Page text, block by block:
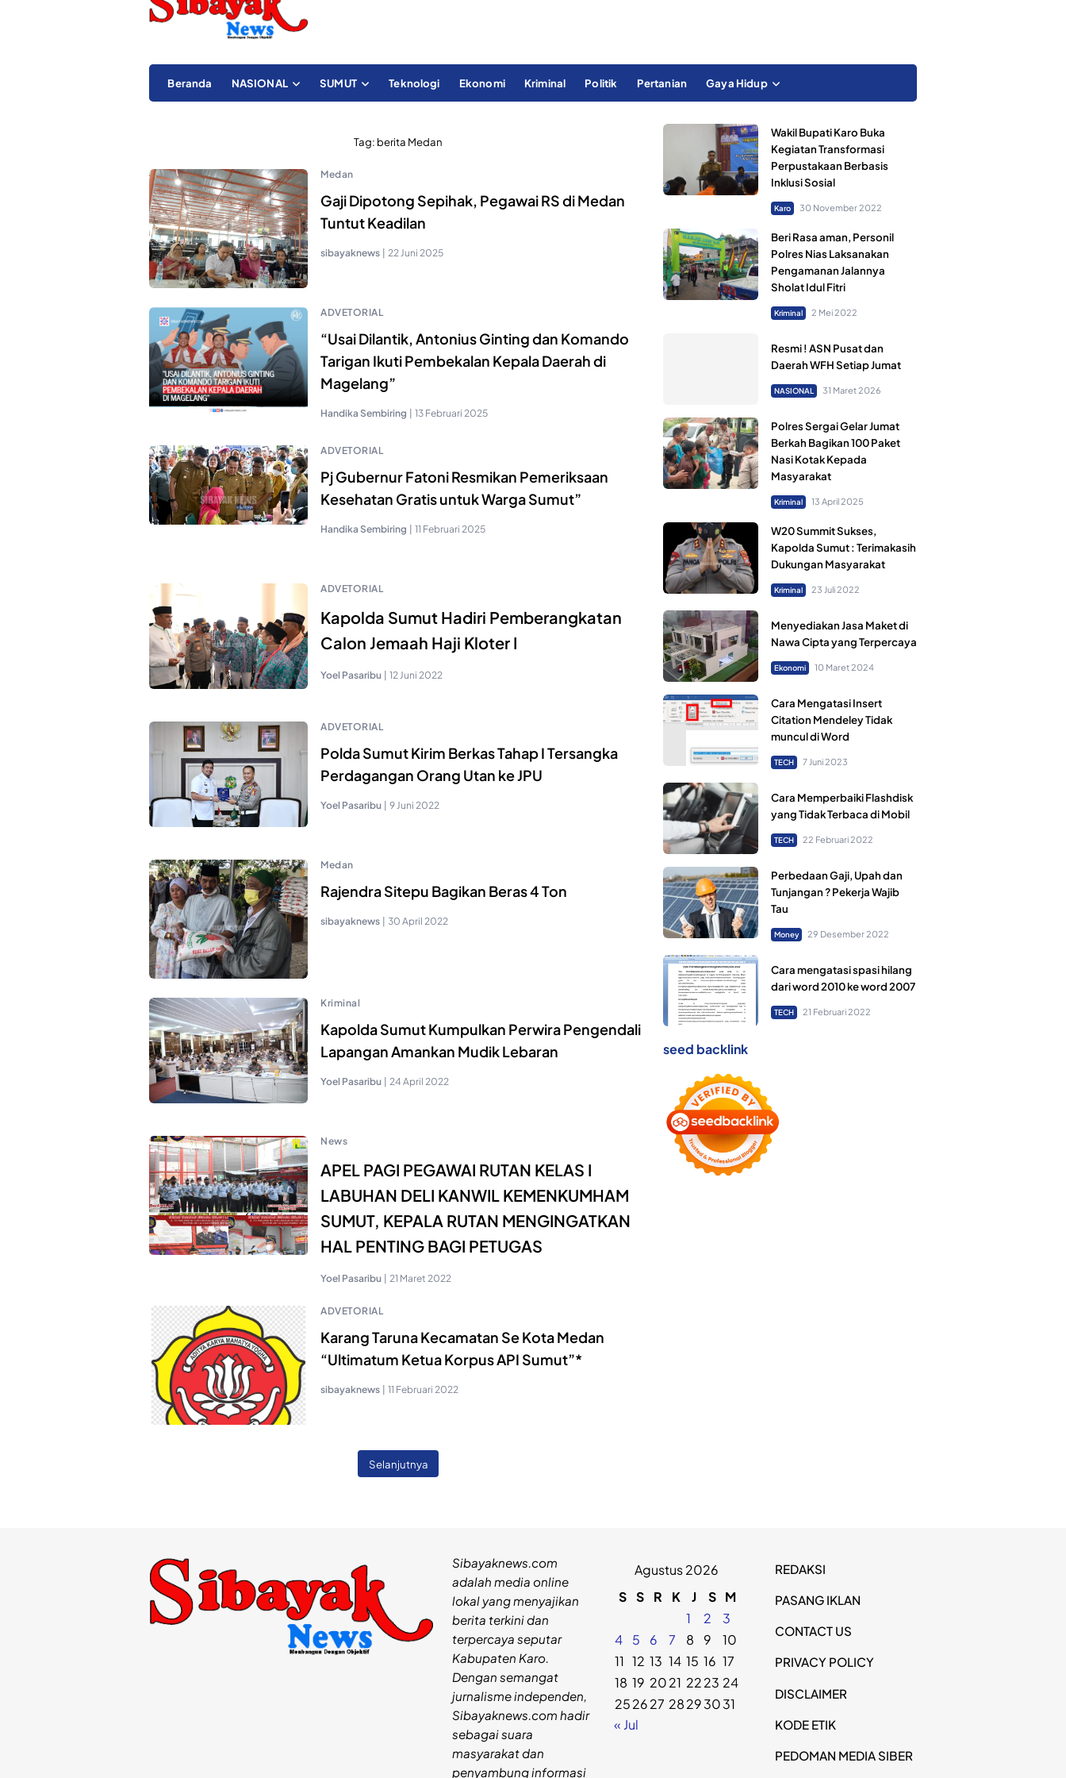
Beranda NASIONAL SUMUT Teknologi Ekonomi Kriminal Politik Pertanian Gaya Hidup
Tag: berita Medan
Medan
Gaji Dipotong Sepihak, Pegawai RS di Medan
Tuntut Keadilan
sibayaknews 22 Juni 2025
ADVETORIAL
“Usai Dilantik, Antonius Ginting dan Komando
Tarigan Ikuti Pembekalan Kepala Daerah di
Magelang”
Handika Sembiring 13 Februari 2025
ADVETORIAL
Pj Gubernur Fatoni Resmikan Pemeriksaan
Kesehatan Gratis untuk Warga Sumut”
Handika Sembiring 11 Februari 2025
ADVETORIAL
Kapolda Sumut Hadiri Pemberangkatan
Calon Jemaah Haji Kloter I
Yoel Pasaribu 12 Juni 2022
ADVETORIAL
Polda Sumut Kirim Berkas Tahap I Tersangka
Perdagangan Orang Utan ke JPU
Yoel Pasaribu 9 Juni 2022
Medan
Rajendra Sitepu Bagikan Beras 4 Ton
sibayaknews 30 April 2022
Kriminal
Kapolda Sumut Kumpulkan Perwira Pengendali
Lapangan Amankan Mudik Lebaran
Yoel Pasaribu 24 April 2022
News
APEL PAGI PEGAWAI RUTAN KELAS I
LABUHAN DELI KANWIL KEMENKUMHAM
SUMUT, KEPALA RUTAN MENGINGATKAN
HAL PENTING BAGI PETUGAS
Yoel Pasaribu 21 Maret 2022
ADVETORIAL
Karang Taruna Kecamatan Se Kota Medan
“Ultimatum Ketua Korpus API Sumut”*
sibayaknews 11 Februari 2022
Selanjutnya
Wakil Bupati Karo Buka
Kegiatan Transformasi
Perpustakaan Berbasis
Inklusi Sosial
Karo 30 November 2022
Beri Rasa aman, Personil
Polres Nias Laksanakan
Pengamanan Jalannya
Sholat Idul Fitri
Kriminal 2 Mei 2022
Resmi ! ASN Pusat dan
Daerah WFH Setiap Jumat
NASIONAL 31 Maret 2026
Polres Sergai Gelar Jumat
Berkah Bagikan 100 Paket
Nasi Kotak Kepada
Masyarakat
Kriminal 13 April 2025
W20 Summit Sukses,
Kapolda Sumut : Terimakasih
Dukungan Masyarakat
Kriminal 23 Juli 2022
Menyediakan Jasa Maket di
Nawa Cipta yang Terpercaya
Ekonomi 10 Maret 2024
Cara Mengatasi Insert
Citation Mendeley Tidak
muncul di Word
TECH 7 Juni 2023
Cara Memperbaiki Flashdisk
yang Tidak Terbaca di Mobil
TECH 22 Februari 2022
Perbedaan Gaji, Upah dan
Tunjangan ? Pekerja Wajib
Tau
Money 29 Desember 2022
Cara mengatasi spasi hilang
dari word 2010 ke word 2007
TECH 21 Februari 2022
seed backlink
Sibayaknews.com
adalah media online
lokal yang menyajikan
berita terkini dan
terpercaya seputar
Kabupaten Karo.
Dengan semangat
jurnalisme independen,
Sibayaknews.com hadir
sebagai suara
masyarakat dan
penyambung informasi
Agustus 2026
S S R K J S M
1
2
3
4
5 6 7 8 9
10
11 12 13 14 15 16 17
18 19 2021 2223 24
252627 28293031
« Jul
REDAKSI
PASANG IKLAN
CONTACT US
PRIVACY POLICY
DISCLAIMER
KODE ETIK
PEDOMAN MEDIA SIBER